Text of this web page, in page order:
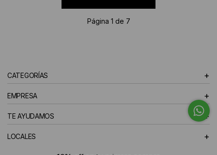
Página 1 de 7
CATEGORÍAS +
EMPRESA +
TE AYUDAMOS +
LOCALES +